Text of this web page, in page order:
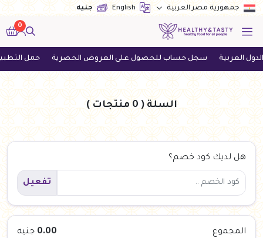
جمهورية مصر العربية English جنيه
0
العربية سجل حساب للحصول على العروض الحصرية حمل التطبيق
السلة( 0 منتجات )
هل لديك كود خصم؟
تفعيل
المجموع 0.00 جنيه